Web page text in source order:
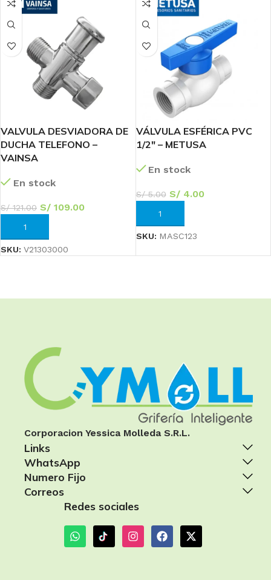
VALVULA DESVIADORA DE
DUCHA TELEFONO –
VAINSA
En stock
S/121.00 S/ 109.00
AÑADIR AL CARRITO
SKU: V21303000
VÁLVULA ESFÉRICA PVC
1/2″ – METUSA
En stock
S/5.00 S/4.00
AÑADIR AL CARRITO
SKU: MASC123
Corporacion Yessica Molleda S.R.L.
Links
WhatsApp
Numero Fijo
Correos
Redes sociales